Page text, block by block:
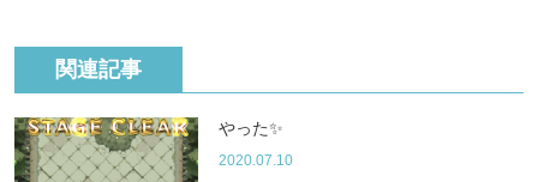
関連記事
やった✨
2020.07.10